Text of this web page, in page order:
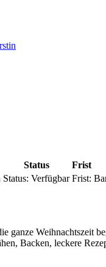
Status Frist
Status: Verfügbar Frist:
ganze Weihnachtszeit
Backen, leckere